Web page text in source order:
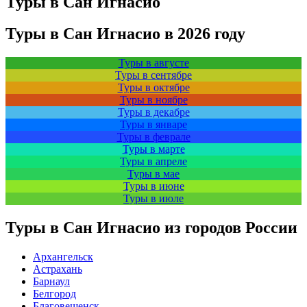
Туры в Сан Игнасио в 2026 году
Туры в августе
Туры в сентябре
Туры в октябре
Туры в ноябре
Туры в декабре
Туры в январе
Туры в феврале
Туры в марте
Туры в апреле
Туры в мае
Туры в июне
Туры в июле
Туры в Сан Игнасио из городов России
Архангельск
Астрахань
Барнаул
Белгород